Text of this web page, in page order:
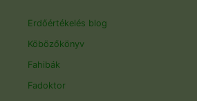
Erdőértékelés blog
Köbözőkönyv
Fahibák
Fadoktor